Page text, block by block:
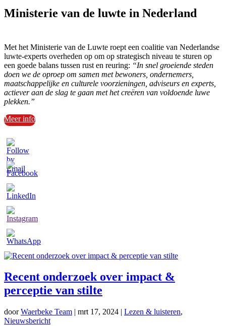
Ministerie van de luwte in Nederland
Met het Ministerie van de Luwte roept een coalitie van Nederlandse
luwte-experts overheden op om op strategisch niveau te sturen op
een goede balans tussen rust en reuring: “In snel groeiende steden
doen we de oproep om samen met bewoners, ondernemers,
maatschappelijke en culturele voorzieningen, adviseurs en experts,
actiever aan de slag te gaan met het creëren van voldoende luwe
plekken.”
Meer info
Recent onderzoek over impact &
perceptie van stilte
doorWaerbeke Team | mrt 17, 2024 | Lezen & luisteren,
Nieuwsbericht